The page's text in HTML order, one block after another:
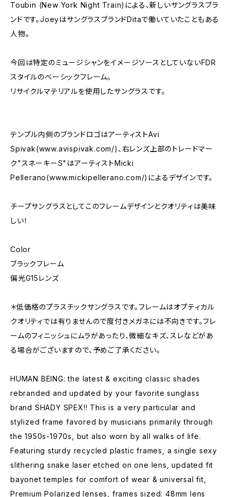
Toubin (New York Night Train)による、新しいサングラスブラ
ンドです。JoeyはサングラスブランドDitaで働いていたこともある
人物。
今回は特定のミュージシャンをイメージソースとしていないFDR
スタイルのベーシックフレーム。
リサイクルマテリアルを使用したサングラスです。
テンプル内側のブランドロゴはアーティストAvi
Spivak(www.avispivak.com/)、右レンズ上部のトレードマー
ク"スネーキーS"はアーティストMicki
Pellerano(www.mickipellerano.com/)によるデザインです。
チープサングラスとしてこのフレームデザインとクオリティは美味
しい！
Color
ブラックフレーム
偏光G15レンズ
＊低価格のプラスチックサングラスです。フレームはオプティカル
クオリティでは有りませんので度付きメガネには不向きです。フレ
ームのフィニッシュにムラがあったり、微細なキズ、スレなどがあ
る場合がございますので、予めご了承ください。
HUMAN BEING: the latest & exciting classic shades
rebranded and updated by your favorite sunglass
brand SHADY SPEX!! This is a very particular and
stylized frame favored by musicians primarily through
the 1950s-1970s, but also worn by all walks of life.
Featuring sturdy recycled plastic frames, a single sexy
slithering snake laser etched on one lens, updated fit
bayonet temples for comfort of wear & universal fit,
Premium Polarized lenses, frames sized: 48mm lens